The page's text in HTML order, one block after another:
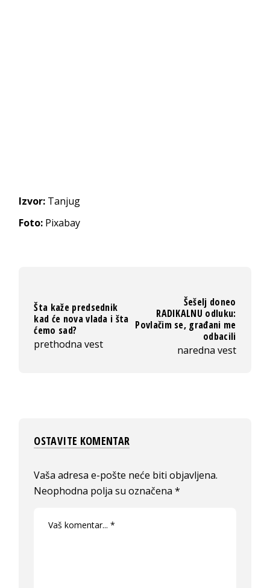
Izvor: Tanjug
Foto: Pixabay
Šta kaže predsednik
kad će nova vlada i šta
ćemo sad?
prethodna vest
Šešelj doneo
RADIKALNU odluku:
Povlačim se, građani me
odbacili
naredna vest
OSTAVITE KOMENTAR
Vaša adresa e-pošte neće biti objavljena.
Neophodna polja su označena*